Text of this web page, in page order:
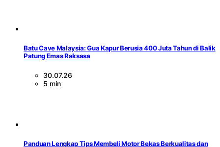
Batu Cave Malaysia: Gua Kapur Berusia 400 Juta Tahun di Balik
Patung Emas Raksasa
30.07.26
5 min
Panduan Lengkap Tips Membeli Motor Bekas Berkualitas dan